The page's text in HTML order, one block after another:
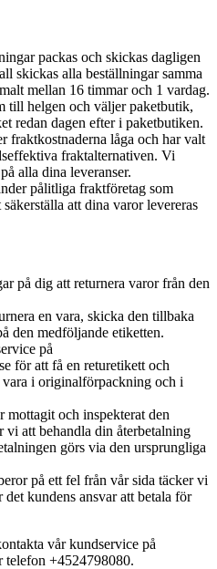
packas och skickas dagligen
skickas alla beställningar samma
mellan 16 timmar och 1 vardag.
till helgen och väljer paketbutik,
redan dagen efter i paketbutiken.
fraktkostnaderna låga och har valt
fraktalternativen. Vi
alla dina leveranser.
pålitliga fraktföretag som
att dina varor levereras
på dig att returnera varor från den
en vara, skicka den tillbaka
den medföljande etiketten.
på
för att få en returetikett och
i originalförpackning och i
mottagit och inspekterat den
vi att behandla din återbetalning
görs via den ursprungliga
på ett fel från vår sida täcker vi
kundens ansvar att betala för
vår kundservice på
telefon +4524798080.